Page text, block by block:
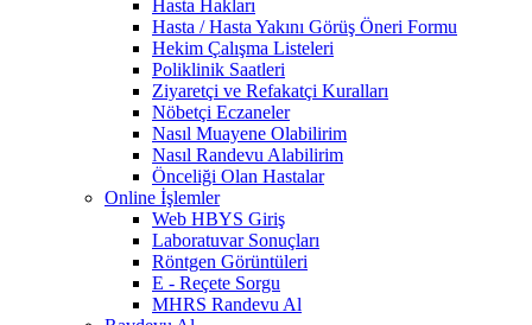
Hasta Hakları
Hasta / Hasta Yakını Görüş Öneri Formu
Hekim Çalışma Listeleri
Poliklinik Saatleri
Ziyaretçi ve Refakatçi Kuralları
Nöbetçi Eczaneler
Nasıl Muayene Olabilirim
Nasıl Randevu Alabilirim
Önceliği Olan Hastalar
Online İşlemler
Web HBYS Giriş
Laboratuvar Sonuçları
Röntgen Görüntüleri
E - Reçete Sorgu
MHRS Randevu Al